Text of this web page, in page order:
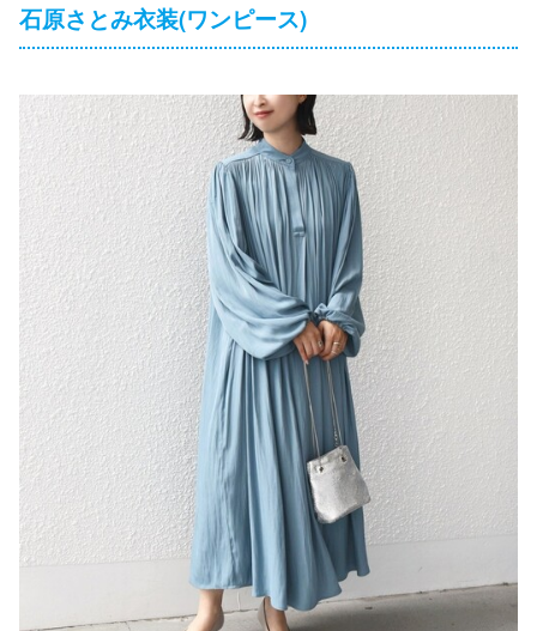
石原さとみ衣装(ワンピース)